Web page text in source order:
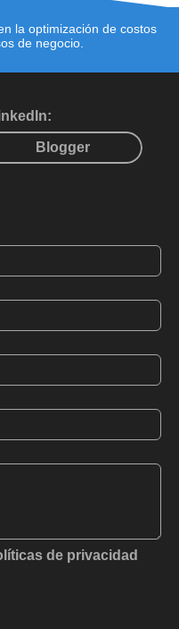
la optimización de costos
de negocio.
Blogger
de privacidad